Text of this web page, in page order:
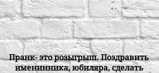
Пранк- это розыгрыш. Поздравить
именинника, юбиляра, сделать